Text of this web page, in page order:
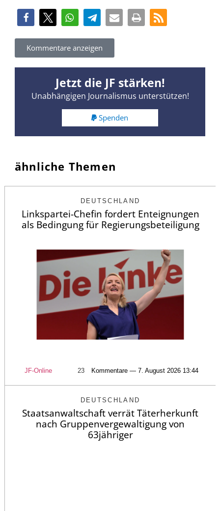
Kommentare anzeigen
Jetzt die JF stärken!
Unabhängigen Journalismus unterstützen!
Spenden
ähnliche Themen
DEUTSCHLAND
Linkspartei-Chefin fordert Enteignungen
als Bedingung für Regierungsbeteiligung
JF-Online 23 Kommentare — 7. August 2026 13:44
DEUTSCHLAND
Staatsanwaltschaft verrät Täterherkunft
nach Gruppenvergewaltigung von
63jähriger